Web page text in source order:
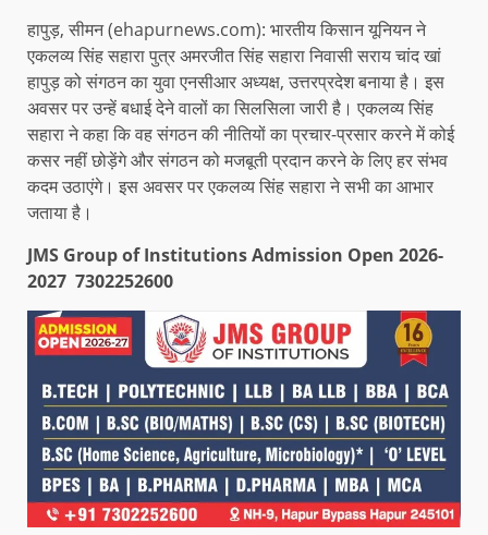
हापुड़, सीमन (ehapurnews.com): भारतीय किसान यूनियन ने
एकलव्य सिंह सहारा पुत्र अमरजीत सिंह सहारा निवासी सराय चांद खां
हापुड़ को संगठन का युवा एनसीआर अध्यक्ष, उत्तरप्रदेश बनाया है। इस
अवसर पर उन्हें बधाई देने वालों का सिलसिला जारी है। एकलव्य सिंह
सहारा ने कहा कि वह संगठन की नीतियों का प्रचार-प्रसार करने में कोई
कसर नहीं छोड़ेंगे और संगठन को मजबूती प्रदान करने के लिए हर संभव
कदम उठाएंगे। इस अवसर पर एकलव्य सिंह सहारा ने सभी का आभार
जताया है।
JMS Group of Institutions Admission Open 2026-
2027 7302252600